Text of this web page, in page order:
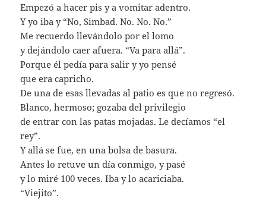
Empezó a hacer pis y a vomitar adentro.
Y yo iba y “No, Simbad. No. No. No.”
Me recuerdo llevándolo por el lomo
y dejándolo caer afuera. “Va para allá”.
Porque él pedía para salir y yo pensé
que era capricho.
De una de esas llevadas al patio es que no regresó.
Blanco, hermoso; gozaba del privilegio
de entrar con las patas mojadas. Le decíamos “el
rey”.
Y allá se fue, en una bolsa de basura.
Antes lo retuve un día conmigo, y pasé
y lo miré 100 veces. Iba y lo acariciaba.
“Viejito”.